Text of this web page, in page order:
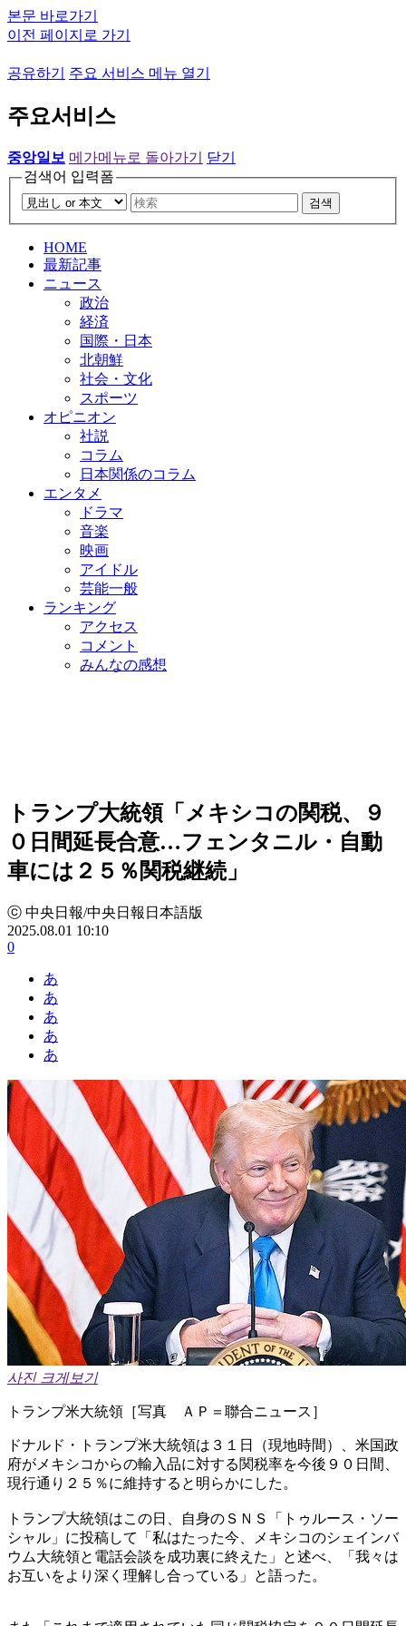
본문 바로가기
이전 페이지로 가기
공유하기 주요 서비스 메뉴 열기
주요서비스
중앙일보 메가메뉴로 돌아가기
닫기
검색어 입력폼
검색
HOME
最新記事
ニュース
政治
経済
国際・日本
北朝鮮
社会・文化
スポーツ
オピニオン
社説
コラム
日本関係のコラム
エンタメ
ドラマ
音楽
映画
アイドル
芸能一般
ランキング
アクセス
コメント
みんなの感想
トランプ大統領「メキシコの関税、９
０日間延長合意…フェンタニル・自動
車には２５％関税継続」
ⓒ 中央日報/中央日報日本語版
2025.08.01 10:10
0
あ
あ
あ
あ
あ
사진 크게보기
トランプ米大統領［写真 ＡＰ＝聯合ニュース］
ドナルド・トランプ米大統領は３１日（現地時間）、米国政
府がメキシコからの輸入品に対する関税率を今後９０日間、
現行通り２５％に維持すると明らかにした。
トランプ大統領はこの日、自身のＳＮＳ「トゥルース・ソー
シャル」に投稿して「私はたった今、メキシコのシェインバ
ウム大統領と電話会談を成功裏に終えた」と述べ、「我々は
お互いをより深く理解し合っている」と語った。